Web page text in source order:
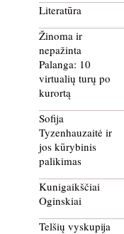
Literatūra
Žinoma ir
nepažinta
Palanga: 10
virtualių turų po
kurortą
Sofija
Tyzenhauzaitė ir
jos kūrybinis
palikimas
Kunigaikščiai
Oginskiai
Telšių vyskupija